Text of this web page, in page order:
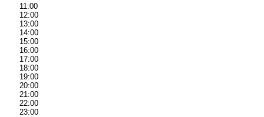
11:00
12:00
13:00
14:00
15:00
16:00
17:00
18:00
19:00
20:00
21:00
22:00
23:00